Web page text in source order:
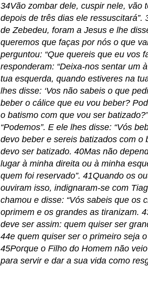
34Vão zombar dele, cuspir nele, vão
depois de três dias ele ressuscitará”.
de Zebedeu, foram a Jesus e lhe
queremos que faças por nós o que
perguntou: “Que quereis que eu vos
responderam: “Deixa-nos sentar um
tua esquerda, quando estiveres na
lhes disse: ‘Vos não sabeis o que
beber o cálice que eu vou beber?
o batismo com que vou ser
“Podemos”. E ele lhes disse: “Vós
devo beber e sereis batizados com o
devo ser batizado. 40Mas não
lugar à minha direita ou à minha
quem foi reservado”. 41Quando os
ouviram isso, indignaram-se com
chamou e disse: “Vós sabeis que os
oprimem e os grandes as tiranizam.
deve ser assim: quem quiser ser
44e quem quiser ser o primeiro seja
45Porque o Filho do Homem não
para servir e dar a sua vida como